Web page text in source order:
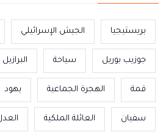
بريستيجيا الجيش الإسرائيلي
جوزيب بوريل سياحة البرازيل
قمة الهجرة الجماعية يهود
سفيان العائلة الملكية